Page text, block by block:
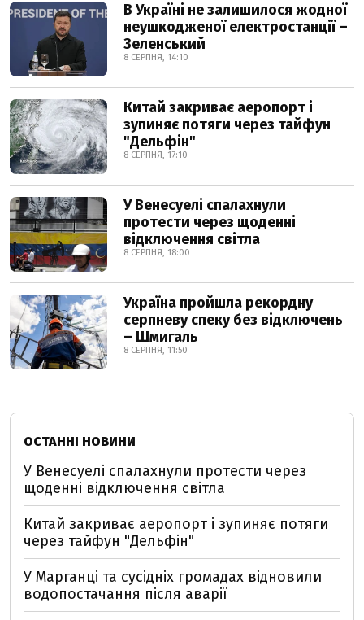
В Україні не залишилося жодної
неушкодженої електростанції –
Зеленський
8 СЕРПНЯ, 14:10
Китай закриває аеропорт і
зупиняє потяги через тайфун
"Дельфін"
8 СЕРПНЯ, 17:10
У Венесуелі спалахнули
протести через щоденні
відключення світла
8 СЕРПНЯ, 18:00
Україна пройшла рекордну
серпневу спеку без відключень
– Шмигаль
8 СЕРПНЯ, 11:50
ОСТАННІ НОВИНИ
У Венесуелі спалахнули протести через
щоденні відключення світла
Китай закриває аеропорт і зупиняє потяги
через тайфун "Дельфін"
У Марганці та сусідніх громадах відновили
водопостачання після аварії